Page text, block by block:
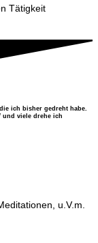
Tätigkeit
ich bisher gedreht habe.
und viele drehe ich
u.V.m.